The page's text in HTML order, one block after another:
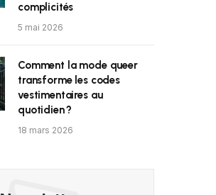
complicités
5 mai 2026
Comment la mode queer
transforme les codes
vestimentaires au
quotidien ?
18 mars 2026